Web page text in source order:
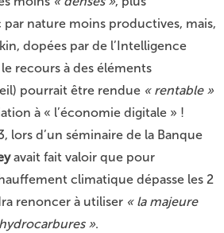
nature moins productives, mais,
dopées par de l’Intelligence
recours à des éléments
pourrait être rendue « rentable »
à « l’économie digitale » !
lors d’un séminaire de la Banque
avait fait valoir que pour
climatique dépasse les 2
renoncer à utiliser « la majeure
».